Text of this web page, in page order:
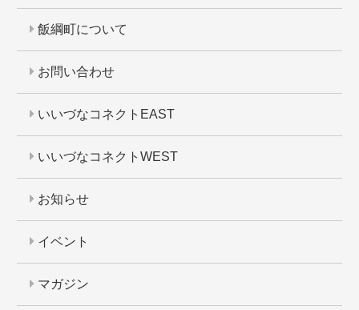
飯綱町について
お問い合わせ
いいづなコネクトEAST
いいづなコネクトWEST
お知らせ
イベント
マガジン